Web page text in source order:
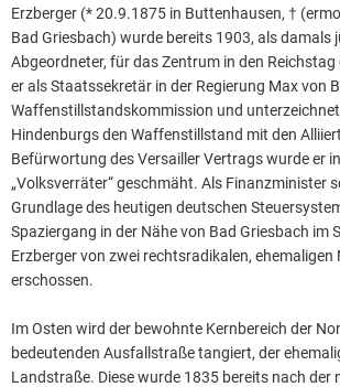
Erzberger (* 20.9.1875 in Buttenhausen, †
Bad Griesbach) wurde bereits 1903, als damals
Abgeordneter, für das Zentrum in den
er als Staatssekretär in der Regierung Max von
Waffenstillstandskommission und
Hindenburgs den Waffenstillstand mit den
Befürwortung des Versailler Vertrags wurde er
„Volksverräter“ geschmäht. Als Finanzminister
Grundlage des heutigen deutschen
Spaziergang in der Nähe von Bad Griesbach im
Erzberger von zwei rechtsradikalen, ehemaligen
erschossen.
Im Osten wird der bewohnte Kernbereich der
bedeutenden Ausfallstraße tangiert, der
Landstraße. Diese wurde 1835 bereits nach der